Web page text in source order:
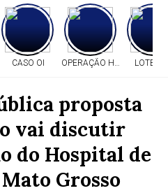
CASO OI OPERAÇÃO HERITAGE
proposta
vai discutir
do Hospital de
Grosso